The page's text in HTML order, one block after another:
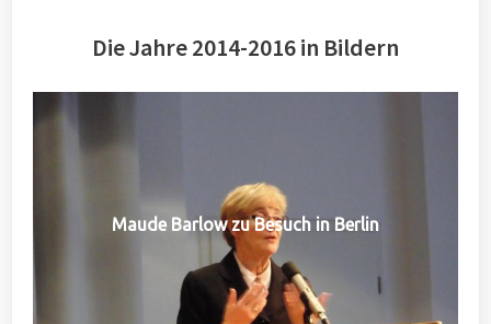
Die Jahre 2014-2016 in Bildern
Maude Barlow zu Besuch in Berlin